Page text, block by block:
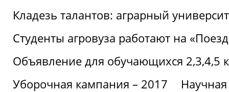
Кладезь талантов: аграрный
Студенты агровуза работают на
Объявление для обучающихся 2,3,4,5
Уборочная кампания – 2017